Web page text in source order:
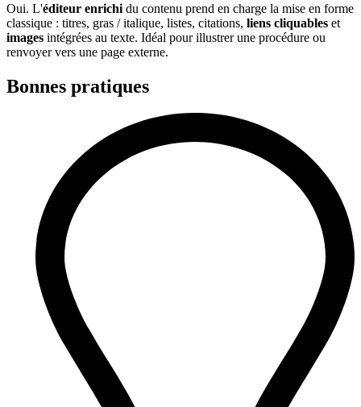
Oui. L'éditeur enrichi du contenu prend en charge la mise en forme
classique : titres, gras / italique, listes, citations, liens cliquables et
images intégrées au texte. Idéal pour illustrer une procédure ou
renvoyer vers une page externe.
Bonnes pratiques